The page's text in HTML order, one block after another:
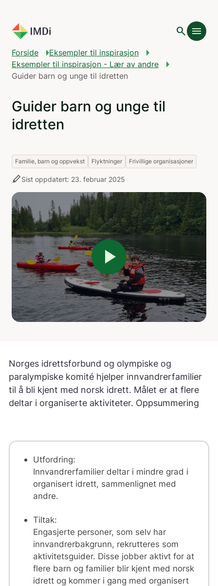
search menu
Forside
Eksempler til inspirasjon
Eksempler til inspirasjon - Lær av andre
Guider barn og unge til idretten
Guider barn og unge til
idretten
Familie, barn og oppvekst Flyktninger Frivillige organisasjoner
stylusSist oppdatert: 23. februar 2025
play_arrow
Norges idrettsforbund og olympiske og
paralympiske komité hjelper innvandrerfamilier
til å bli kjent med norsk idrett. Målet er at flere
deltar i organiserte aktiviteter. Oppsummering
Utfordring:
Innvandrerfamilier deltar i mindre grad i
organisert idrett, sammenlignet med
andre.
Tiltak:
Engasjerte personer, som selv har
innvandrerbakgrunn, rekrutteres som
aktivitetsguider. Disse jobber aktivt for at
flere barn og familier blir kjent med norsk
idrett og kommer i gang med organisert